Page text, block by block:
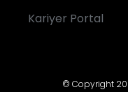
Kariyer Portal
© Copyright